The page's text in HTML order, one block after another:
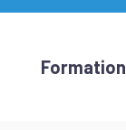
Formation